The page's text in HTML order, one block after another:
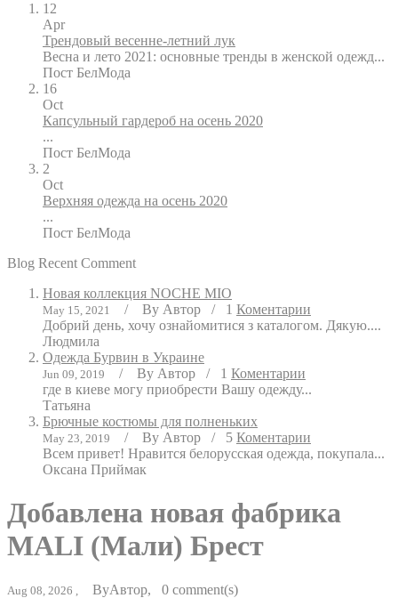
12
Apr
Трендовый весенне-летний лук
Весна и лето 2021: основные тренды в женской одежд...
Пост БелМода
16
Oct
Капсульный гардероб на осень 2020
...
Пост БелМода
2
Oct
Верхняя одежда на осень 2020
...
Пост БелМода
Blog Recent Comment
Новая коллекция NOCHE MIO
May 15, 2021 / By Автор / 1 Коментарии
Добрий день, хочу ознайомитися з каталогом. Дякую....
Людмила
Одежда Бурвин в Украине
Jun 09, 2019 / By Автор / 1 Коментарии
где в киеве могу приобрести Вашу одежду...
Татьяна
Брючные костюмы для полненьких
May 23, 2019 / By Автор / 5 Коментарии
Всем привет! Нравится белорусская одежда, покупала...
Оксана Приймак
Добавлена новая фабрика
MALI (Мали) Брест
Aug 08, 2026 , ByАвтор, 0 comment(s)